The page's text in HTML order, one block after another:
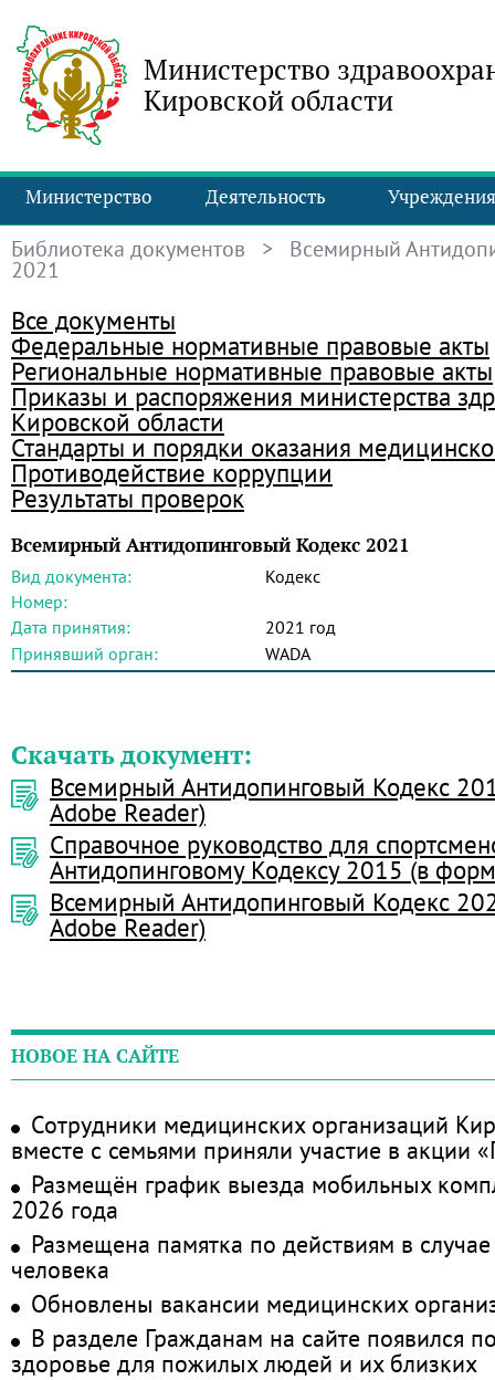
Министерство
Кировской области
Министерство Деятельность Учреждения
Библиотека документов > Всемирный
2021
Все документы
Федеральные нормативные правовые акты
Региональные нормативные правовые акты
Приказы и распоряжения министерства
Кировской области
Стандарты и порядки оказания
Противодействие коррупции
Результаты проверок
Всемирный Антидопинговый Кодекс 2021
Вид документа:
Кодекс
Номер:
Дата принятия:
2021 год
Принявший орган:
WADA
Скачать документ:
Всемирный Антидопинговый Кодекс
Adobe Reader)
Справочное руководство для
Антидопинговому Кодексу 2015 (в
Всемирный Антидопинговый Кодекс
Adobe Reader)
НОВОЕ НА САЙТЕ
Сотрудники медицинских организаций
вместе с семьями приняли участие в акции
Размещён график выезда мобильных
2026 года
Размещена памятка по действиям в
человека
Обновлены вакансии медицинских
В разделе Гражданам на сайте появился
здоровье для пожилых людей и их близких